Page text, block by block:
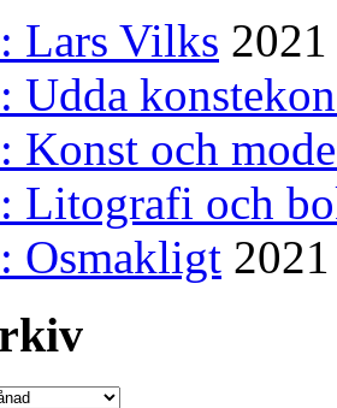
Lars Vilks
Udda
Konst och
Litografi och
Osmakligt